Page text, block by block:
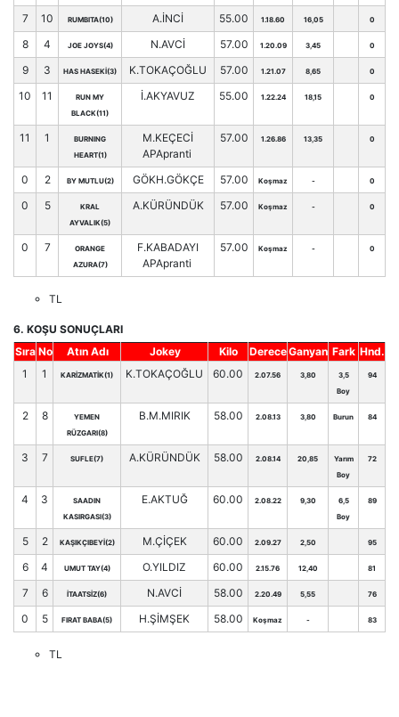
7 10 RUMBITA(10) A.İNCİ 55.00 1.18.60 16,05 0
8 4 JOE JOYS(4) N.AVCİ 57.00 1.20.09 3,45 0
9 3 HAS HASEKİ(3) K.TOKAÇOĞLU 57.00 1.21.07 8,65 0
10 11
RUN MY
BLACK(11)
İ.AKYAVUZ 55.00 1.22.24 18,15 0
11 1
BURNING
HEART(1)
M.KEÇECİ
APApranti
57.00 1.26.86 13,35 0
0 2 BY MUTLU(2) GÖKH.GÖKÇE 57.00 Koşmaz - 0
0 5
KRAL
AYVALIK(5)
A.KÜRÜNDÜK 57.00 Koşmaz - 0
0 7
ORANGE
AZURA(7)
F.KABADAYI
APApranti
57.00 Koşmaz - 0
TL
6. KOŞU SONUÇLARI
Sıra No Atın Adı Jokey Kilo DereceGanyan Fark Hnd.
1
1 KARİZMATİK(1) K.TOKAÇOĞLU 60.00 2.07.56 3,80
3,5
Boy
94
2 8
YEMEN
RÜZGARI(8)
B.M.MIRIK 58.00 2.08.13 3,80 Burun 84
3 7 SUFLE(7) A.KÜRÜNDÜK 58.00 2.08.14 20,85
Yarım
Boy
72
4 3
SAADIN
KASIRGASI(3)
E.AKTUĞ 60.00 2.08.22 9,30
6,5
Boy
89
5 2 KAŞIKÇIBEYİ(2) M.ÇİÇEK 60.00 2.09.27 2,50 95
6 4 UMUT TAY(4) O.YILDIZ 60.00 2.15.76 12,40 81
7 6 İTAATSİZ(6) N.AVCİ 58.00 2.20.49 5,55 76
0 5 FIRAT BABA(5) H.ŞİMŞEK 58.00 Koşmaz - 83
TL